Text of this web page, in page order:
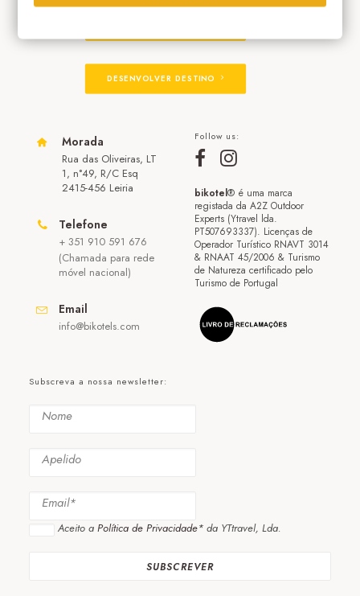
DESENVOLVER DESTINO
Morada
Rua das Oliveiras, LT
1, n°49, R/C Esq
2415-456 Leiria
Telefone
+ 351 910 591 676
(Chamada para rede
móvel nacional)
Email
info@bikotels.com
Follow us:
bikotel® é uma marca
registada da A2Z Outdoor
Experts (Ytravel lda.
PT507693337). Licenças de
Operador Turístico RNAVT 3014
& RNAAT 45/2006 & Turismo
de Natureza certificado pelo
Turismo de Portugal
Subscreva a nossa newsletter:
Aceito a Política de Privacidade* da YTtravel, Lda.